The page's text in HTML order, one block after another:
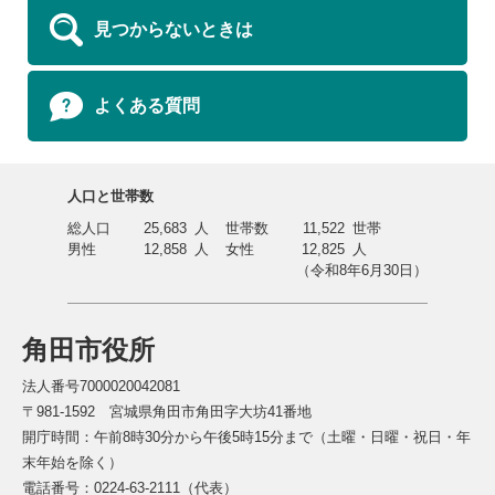
見つからないときは
よくある質問
角田市役所
法人番号7000020042081
〒981-1592 宮城県角田市角田字大坊41番地
開庁時間：午前8時30分から午後5時15分まで（土曜・日曜・祝日・年
末年始を除く）
電話番号：0224-63-2111（代表）
人口と世帯数
総人口
25,683 人 世帯数 11,522 世帯
男性
12,858 人 女性 12,825 人
（令和8年6月30日）